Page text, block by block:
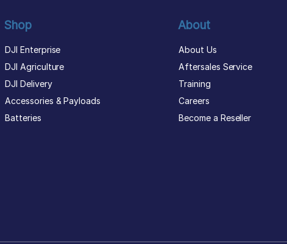
Shop
DJI Enterprise
DJI Agriculture
DJI Delivery
Accessories & Payloads
Batteries
About
About Us
Aftersales Service
Training
Careers
Become a Reseller